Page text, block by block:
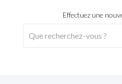
Effectuez une